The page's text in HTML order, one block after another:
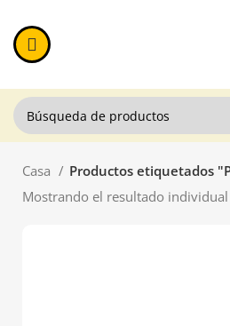
Casa
Productos etiquetados
Mostrando el resultado individual